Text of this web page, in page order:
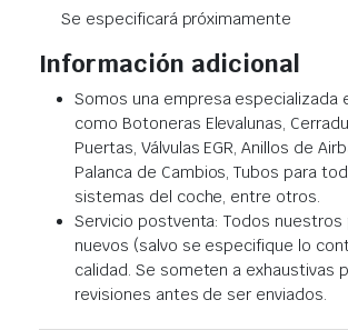
Se especificará próximamente
Información adicional
Somos una empresa especializada
como Botoneras Elevalunas,
Puertas, Válvulas EGR, Anillos de
Palanca de Cambios, Tubos para
sistemas del coche, entre otros.
Servicio postventa: Todos
nuevos (salvo se especifique lo
calidad. Se someten a exhaustivas
revisiones antes de ser enviados.